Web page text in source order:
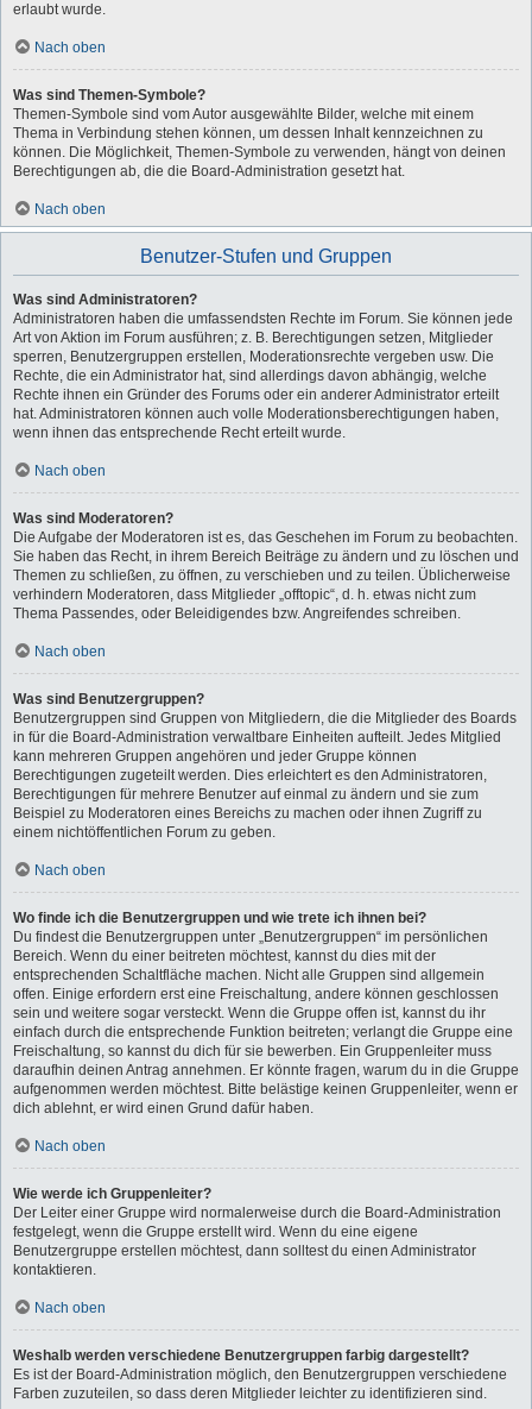
erlaubt wurde.
Nach oben
Was sind Themen-Symbole?
Themen-Symbole sind vom Autor ausgewählte Bilder, welche mit einem
Thema in Verbindung stehen können, um dessen Inhalt kennzeichnen zu
können. Die Möglichkeit, Themen-Symbole zu verwenden, hängt von deinen
Berechtigungen ab, die die Board-Administration gesetzt hat.
Nach oben
Benutzer-Stufen und Gruppen
Was sind Administratoren?
Administratoren haben die umfassendsten Rechte im Forum. Sie können jede
Art von Aktion im Forum ausführen; z. B. Berechtigungen setzen, Mitglieder
sperren, Benutzergruppen erstellen, Moderationsrechte vergeben usw. Die
Rechte, die ein Administrator hat, sind allerdings davon abhängig, welche
Rechte ihnen ein Gründer des Forums oder ein anderer Administrator erteilt
hat. Administratoren können auch volle Moderationsberechtigungen haben,
wenn ihnen das entsprechende Recht erteilt wurde.
Nach oben
Was sind Moderatoren?
Die Aufgabe der Moderatoren ist es, das Geschehen im Forum zu beobachten.
Sie haben das Recht, in ihrem Bereich Beiträge zu ändern und zu löschen und
Themen zu schließen, zu öffnen, zu verschieben und zu teilen. Üblicherweise
verhindern Moderatoren, dass Mitglieder „offtopic“, d. h. etwas nicht zum
Thema Passendes, oder Beleidigendes bzw. Angreifendes schreiben.
Nach oben
Was sind Benutzergruppen?
Benutzergruppen sind Gruppen von Mitgliedern, die die Mitglieder des Boards
in für die Board-Administration verwaltbare Einheiten aufteilt. Jedes Mitglied
kann mehreren Gruppen angehören und jeder Gruppe können
Berechtigungen zugeteilt werden. Dies erleichtert es den Administratoren,
Berechtigungen für mehrere Benutzer auf einmal zu ändern und sie zum
Beispiel zu Moderatoren eines Bereichs zu machen oder ihnen Zugriff zu
einem nichtöffentlichen Forum zu geben.
Nach oben
Wo finde ich die Benutzergruppen und wie trete ich ihnen bei?
Du findest die Benutzergruppen unter „Benutzergruppen“ im persönlichen
Bereich. Wenn du einer beitreten möchtest, kannst du dies mit der
entsprechenden Schaltfläche machen. Nicht alle Gruppen sind allgemein
offen. Einige erfordern erst eine Freischaltung, andere können geschlossen
sein und weitere sogar versteckt. Wenn die Gruppe offen ist, kannst du ihr
einfach durch die entsprechende Funktion beitreten; verlangt die Gruppe eine
Freischaltung, so kannst du dich für sie bewerben. Ein Gruppenleiter muss
daraufhin deinen Antrag annehmen. Er könnte fragen, warum du in die Gruppe
aufgenommen werden möchtest. Bitte belästige keinen Gruppenleiter, wenn er
dich ablehnt, er wird einen Grund dafür haben.
Nach oben
Wie werde ich Gruppenleiter?
Der Leiter einer Gruppe wird normalerweise durch die Board-Administration
festgelegt, wenn die Gruppe erstellt wird. Wenn du eine eigene
Benutzergruppe erstellen möchtest, dann solltest du einen Administrator
kontaktieren.
Nach oben
Weshalb werden verschiedene Benutzergruppen farbig dargestellt?
Es ist der Board-Administration möglich, den Benutzergruppen verschiedene
Farben zuzuteilen, so dass deren Mitglieder leichter zu identifizieren sind.